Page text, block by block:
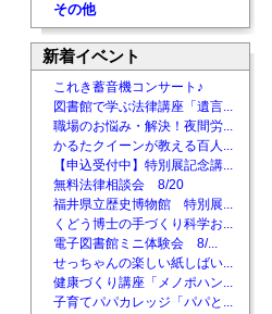
その他
新着イベント
これき蓄音機コンサート♪
図書館で学ぶ法律講座「遺言...
職場のお悩み・解決！夜間労...
かるたクイーンが教える百人...
【申込受付中】特別展記念講...
無料法律相談会 8/20
福井県立歴史博物館 特別展...
くどう博士の手づくり科学お...
電子図書館ミニ体験会 8/...
せっちゃんの楽しい紙しばい...
健康づくり講座「メノポハン...
子育てパパカレッジ「パパと...